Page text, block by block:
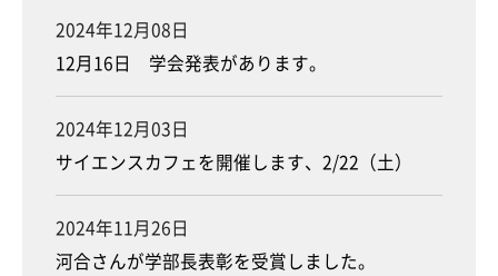
2024年12月08日
12月16日 学会発表があります。
2024年12月03日
サイエンスカフェを開催します、2/22（土）
2024年11月26日
河合さんが学部長表彰を受賞しました。